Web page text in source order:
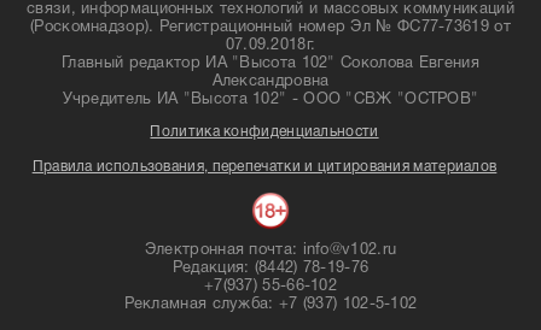
связи, информационных технологий и массовых коммуникаций
(Роскомнадзор). Регистрационный номер Эл № ФС77-73619 от
07.09.2018г.
Главный редактор ИА "Высота 102" Соколова Евгения
Александровна
Учредитель ИА "Высота 102" - ООО "СВЖ "ОСТРОВ"
Политика конфиденциальности
Правила использования, перепечатки и цитирования материалов
Электронная почта: info@v102.ru
Редакция: (8442) 78-19-76
+7(937) 55-66-102
Рекламная служба: +7 (937) 102-5-102